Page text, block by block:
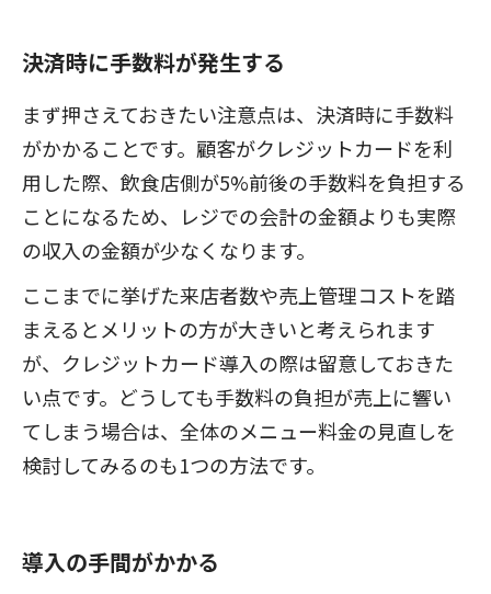
決済時に手数料が発生する
まず押さえておきたい注意点は、決済時に手数料
がかかることです。顧客がクレジットカードを利
用した際、飲食店側が5%前後の手数料を負担する
ことになるため、レジでの会計の金額よりも実際
の収入の金額が少なくなります。
ここまでに挙げた来店者数や売上管理コストを踏
まえるとメリットの方が大きいと考えられます
が、クレジットカード導入の際は留意しておきた
い点です。どうしても手数料の負担が売上に響い
てしまう場合は、全体のメニュー料金の見直しを
検討してみるのも1つの方法です。
導入の手間がかかる